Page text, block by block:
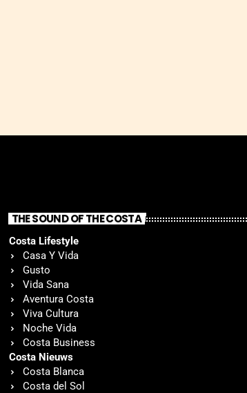
THE SOUND OF THE COSTA
Costa Lifestyle
Casa Y Vida
Gusto
Vida Sana
Aventura Costa
Viva Cultura
Noche Vida
Costa Business
Costa Nieuws
Costa Blanca
Costa del Sol